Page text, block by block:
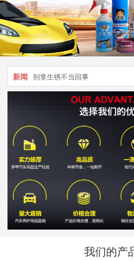
新闻 告诉你汽车上的秘密功能
新闻 不容忽视汽车常见故障处理方法
新闻 别拿生锈不当回事
常见汽车用品摆放误区
这三种汽车用品早该禁止使用了
新闻 汽车保养要注意什么?汽车保养
我们的产